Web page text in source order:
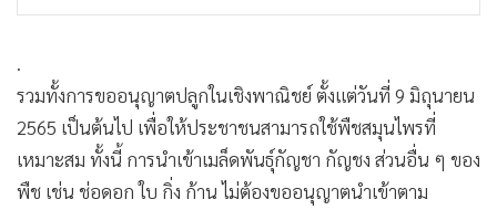
.
รวมทั้งการขออนุญาตปลูกในเชิงพาณิชย์ ตั้งแต่วันที่ 9 มิถุนายน
2565 เป็นต้นไป เพื่อให้ประชาชนสามารถใช้พืชสมุนไพรที่
เหมาะสม ทั้งนี้ การนำเข้าเมล็ดพันธุ์กัญชา กัญชง ส่วนอื่น ๆ ของ
พืช เช่น ช่อดอก ใบ กิ่ง ก้าน ไม่ต้องขออนุญาตนำเข้าตาม